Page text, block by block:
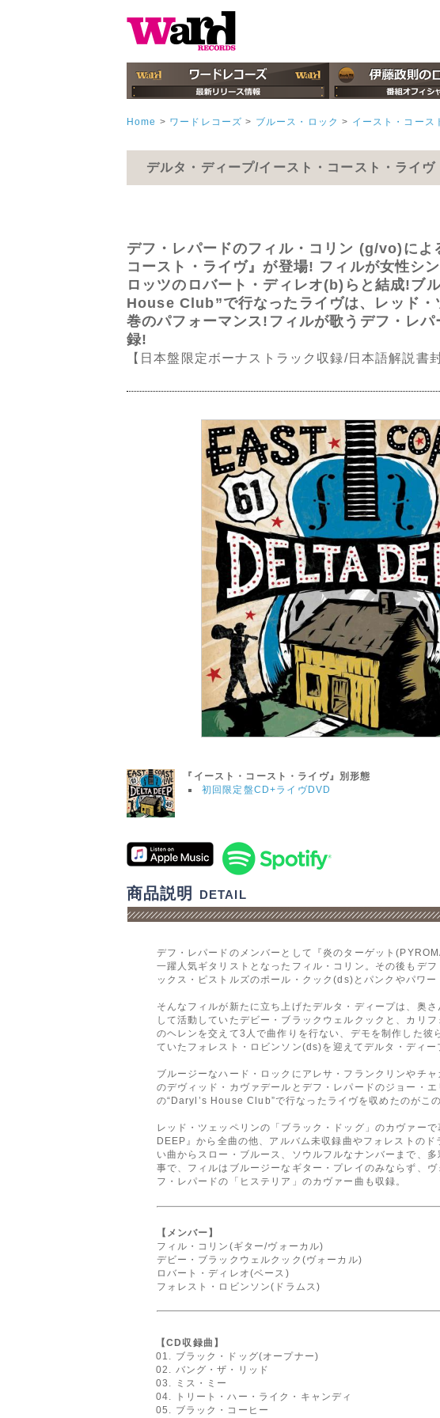
Home > ワードレコーズ > ブルース・ロック > イースト・コース
デルタ・ディープ/イースト・コースト・ライヴ
デフ・レパードのフィル・コリン (g/vo)によ
コースト・ライヴ』が登場! フィルが女性シ
ロッツのロバート・ディレオ(b)らと結成!ブ
House Club”で行なったライヴは、レッド・
巻のパフォーマンス!フィルが歌うデフ・レ
録!
【日本盤限定ボーナストラック収録/日本語解説書封
『イースト・コースト・ライヴ』別形態
初回限定盤CD+ライヴDVD
商品説明 DETAIL
デフ・レパードのメンバーとして『炎のターゲット
一躍人気ギタリストとなったフィル・コリン。その後もデ
ックス・ピストルズのポール・クック(ds)とパンクやパワ
そんなフィルが新たに立ち上げたデルタ・ディープは、奥
して活動していたデビー・ブラックウェルクックと、カリ
のヘレンを交えて3人で曲作りを行ない、デモを制作した
ていたフォレスト・ロビンソン(ds)を迎えてデルタ・ディ
ブルージーなハード・ロックにアレサ・フランクリンやチ
のデヴィッド・カヴァデールとデフ・レパードのジョー・
の“Daryl’s House Club”で行なったライヴを収めたのがこ
レッド・ツェッペリンの「ブラック・ドッグ」のカヴァー
DEEP』から全曲の他、アルバム未収録曲やフォレストの
い曲からスロー・ブルース、ソウルフルなナンバーまで、
事で、フィルはブルージーなギター・プレイのみならず、
フ・レパードの「ヒステリア」のカヴァー曲も収録。
【メンバー】
フィル・コリン(ギター/ヴォーカル)
デビー・ブラックウェルクック(ヴォーカル)
ロバート・ディレオ(ベース)
フォレスト・ロビンソン(ドラムス)
【CD収録曲】
01. ブラック・ドッグ(オープナー)
02. バング・ザ・リッド
03. ミス・ミー
04. トリート・ハー・ライク・キャンディ
05. ブラック・コーヒー